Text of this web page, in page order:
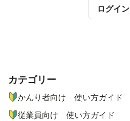
ログイン
ナビゲーションメニュー
カテゴリー
かんり者向け 使い方ガイド
従業員向け 使い方ガイド